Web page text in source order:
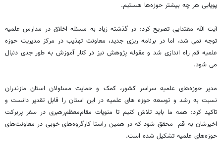
پویایی هر چه بیشتر حوزه‌ها هستیم.
آیت الله مقتدایی تصریح کرد: در گذشته زیاد به مسئله اخلاق در مدارس علمیه
توجه نمی شد، اما در برنامه ریزی جدید، معاونت تهذیب در مرکز مدیریت حوزه
علمیه قم راه اندازی شد و مقوله پژوهش نیز در کنار آموزش به طور جدی دنبال
می شود.
مدیر حوزه‌های علمیه سراسر کشور، کمک و حمایت مسئولان استان مازندران
نسبت به رشد و توسعه حوزه‌ های علمیه در این استان را قابل تقدیر دانست و
تاکید کرد: همه ما باید تلاش کنیم تا منویات مقام‌معظم‌رهبری در سفر پربرکت
اخیرشان به قم محقق شود که در همین راستا کارگروه‌های خوبی در معاونت‌های
حوزه‌های علمیه تشکیل شده است.